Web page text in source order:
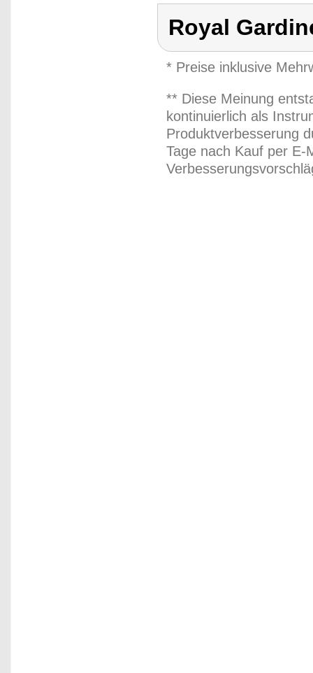
Royal
* Preise inklusive
** Diese Meinung
kontinuierlich als
Produktverbesserung
Tage nach Kauf per E-